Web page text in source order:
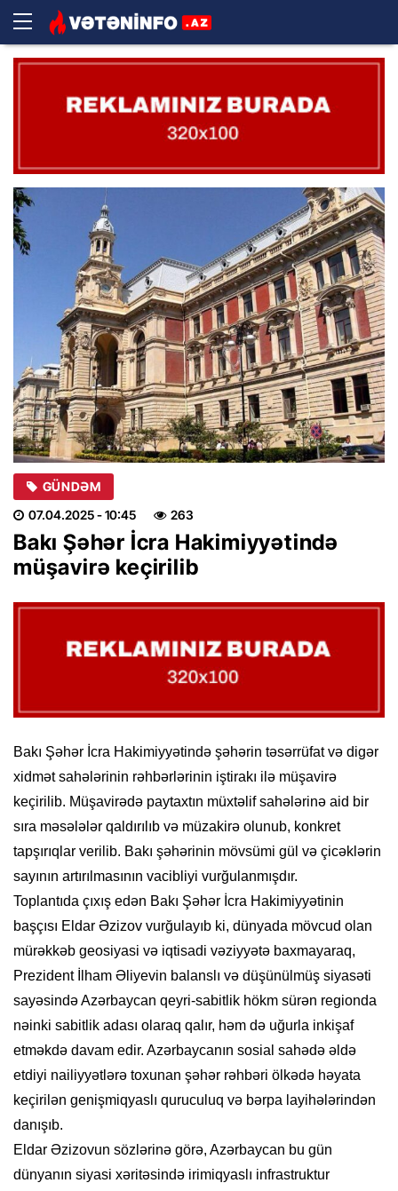
GÜNDƏM
07.04.2025- 10:45 263
Bakı Şəhər İcra Hakimiyyətində
müşavirə keçirilib
Bakı Şəhər İcra Hakimiyyətində şəhərin təsərrüfat və digər
xidmət sahələrinin rəhbərlərinin iştirakı ilə müşavirə
keçirilib. Müşavirədə paytaxtın müxtəlif sahələrinə aid bir
sıra məsələlər qaldırılıb və müzakirə olunub, konkret
tapşırıqlar verilib. Bakı şəhərinin mövsümi gül və çicəklərin
sayının artırılmasının vacibliyi vurğulanmışdır.
Toplantıda çıxış edən Bakı Şəhər İcra Hakimiyyətinin
başçısı Eldar Əzizov vurğulayıb ki, dünyada mövcud olan
mürəkkəb geosiyasi və iqtisadi vəziyyətə baxmayaraq,
Prezident İlham Əliyevin balanslı və düşünülmüş siyasəti
sayəsində Azərbaycan qeyri-sabitlik hökm sürən regionda
nəinki sabitlik adası olaraq qalır, həm də uğurla inkişaf
etməkdə davam edir. Azərbaycanın sosial sahədə əldə
etdiyi nailiyyətlərə toxunan şəhər rəhbəri ölkədə həyata
keçirilən genişmiqyaslı quruculuq və bərpa layihələrindən
danışıb.
Eldar Əzizovun sözlərinə görə, Azərbaycan bu gün
dünyanın siyasi xəritəsində irimiqyaslı infrastruktur